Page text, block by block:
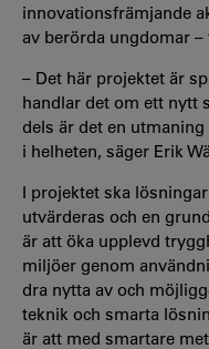
innovationsfrämjande
av berörda ungdomar
– Det här projektet är
handlar det om ett nytt
dels är det en
i helheten, säger Erik
I projektet ska
utvärderas och en
är att öka upplevd
miljöer genom
dra nytta av och
teknik och smarta
är att med smartare